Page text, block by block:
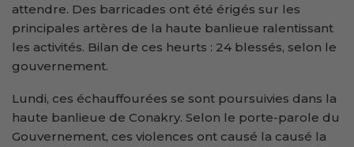
attendre. Des barricades ont été érigés sur les
principales artères de la haute banlieue ralentissant
les activités. Bilan de ces heurts : 24 blessés, selon le
gouvernement.
Lundi, ces échauffourées se sont poursuivies dans la
haute banlieue de Conakry. Selon le porte-parole du
Gouvernement, ces violences ont causé la causé la